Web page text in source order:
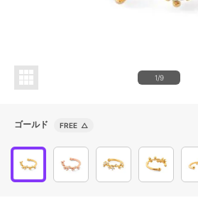
1/9
ゴールド FREE △